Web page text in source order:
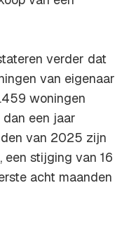
verder dat
van eigenaar
woningen
een jaar
van 2025 zijn
stijging van 16
acht maanden